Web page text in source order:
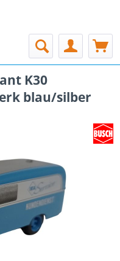
K30
blau/silber